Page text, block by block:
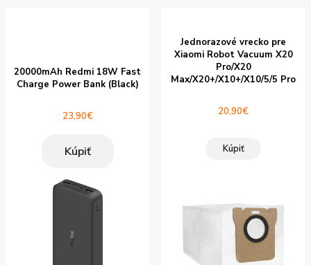
20000mAh Redmi 18W Fast
Charge Power Bank (Black)
23,90€
Kúpiť
Jednorazové vrecko pre
Xiaomi Robot Vacuum X20
Pro/X20
Max/X20+/X10+/X10/5/5 Pro
20,90€
Kúpiť